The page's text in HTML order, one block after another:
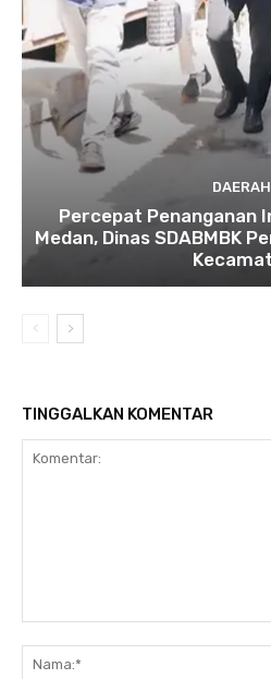
DAERAH
Percepat
Medan, Dinas SDABMBK
TINGGALKAN KOMENTAR